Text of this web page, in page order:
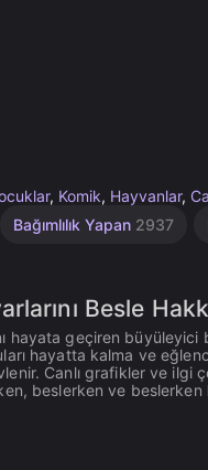
, Komik, Hayvanlar,
Bağımlılık Yapan 2937
Besle
hayata geçiren büyüleyici
hayatta kalma ve
Canlı grafikler ve ilgi
beslerken ve beslerken